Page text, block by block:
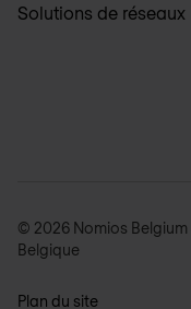
Solutions de réseaux
© 2026 Nomios Belgium
Belgique
Plan du site